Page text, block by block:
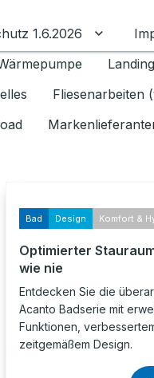
Ratgeber umschalten
1.6.2026
Fliesenarbeiten
Bad Design Komfort &
Optimierter
wie nie
Entdecken Sie die
Acanto Badserie mit
Funktionen,
zeitgemäßem Design.